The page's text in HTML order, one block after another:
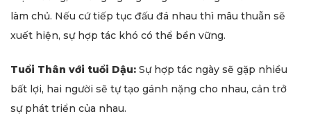
làm chủ. Nếu cứ tiếp tục đấu đá nhau thì mâu thuẫn sẽ
xuết hiện, sự hợp tác khó có thể bền vững.
Tuổi Thân với tuổi Dậu: Sự hợp tác ngày sẽ gặp nhiều
bất lợi, hai người sẽ tự tạo gánh nặng cho nhau, cản trở
sự phát triển của nhau.